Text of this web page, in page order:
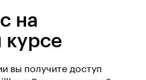
на
курсе
вы получите доступ